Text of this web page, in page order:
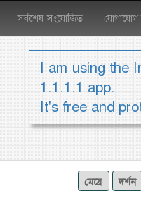
সর্বশেষ সংযোজিত
I am using the
1.1.1.1 app.
It's free and
মেয়ে দর্শন